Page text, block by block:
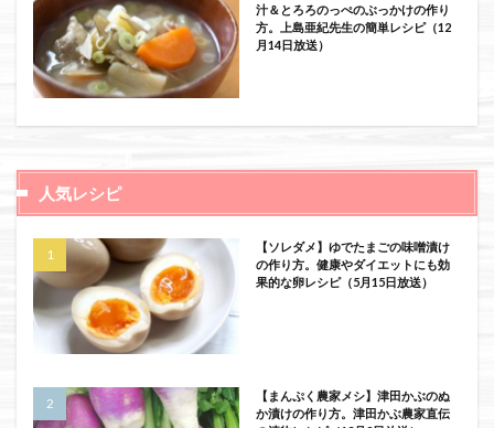
汁＆とろろのっぺのぶっかけの作り
方。上島亜紀先生の簡単レシピ（12
月14日放送）
人気レシピ
【ソレダメ】ゆでたまごの味噌漬け
の作り方。健康やダイエットにも効
果的な卵レシピ（5月15日放送）
【まんぷく農家メシ】津田かぶのぬ
か漬けの作り方。津田かぶ農家直伝